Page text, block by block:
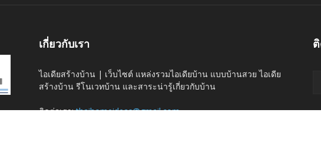
เกี่ยวกับเรา
ไอเดียสร้างบ้าน | เว็บไซต์ แหล่งรวมไอเดียบ้าน แบบบ้านสวย ไอเดีย
สร้างบ้าน รีโนเวทบ้าน และสาระน่ารู้เกี่ยวกับบ้าน
ติดต่อเรา:thaihomeideas@gmail.com